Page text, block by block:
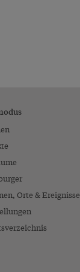
Orte & Ereignisse